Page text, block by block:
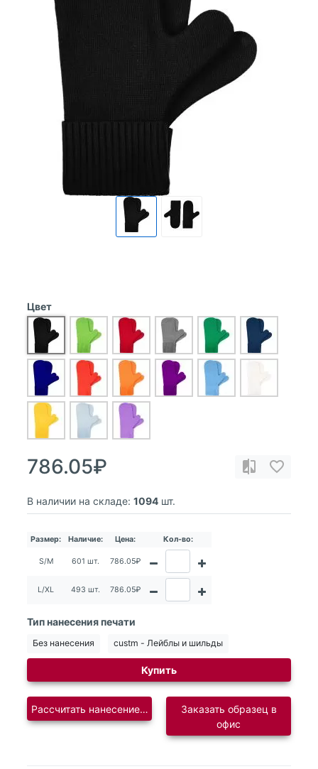
Цвет
786.05₽
В наличии на складе: 1094 шт.
Размер: Наличие: Цена: Кол-во:
S/M 601 шт. 786.05₽
L/XL 493 шт. 786.05₽
Тип нанесения печати
Без нанесения custm - Лейблы и шильды
Купить
Рассчитать нанесение логотипаЗаказать образец в
офис